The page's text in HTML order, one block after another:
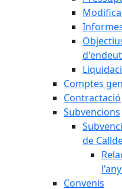
Comptes
Contractació
Subvencions
de
Convenis